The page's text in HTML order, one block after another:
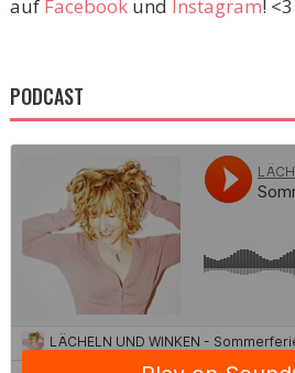
auf Facebookund Instagram! <3
PODCAST